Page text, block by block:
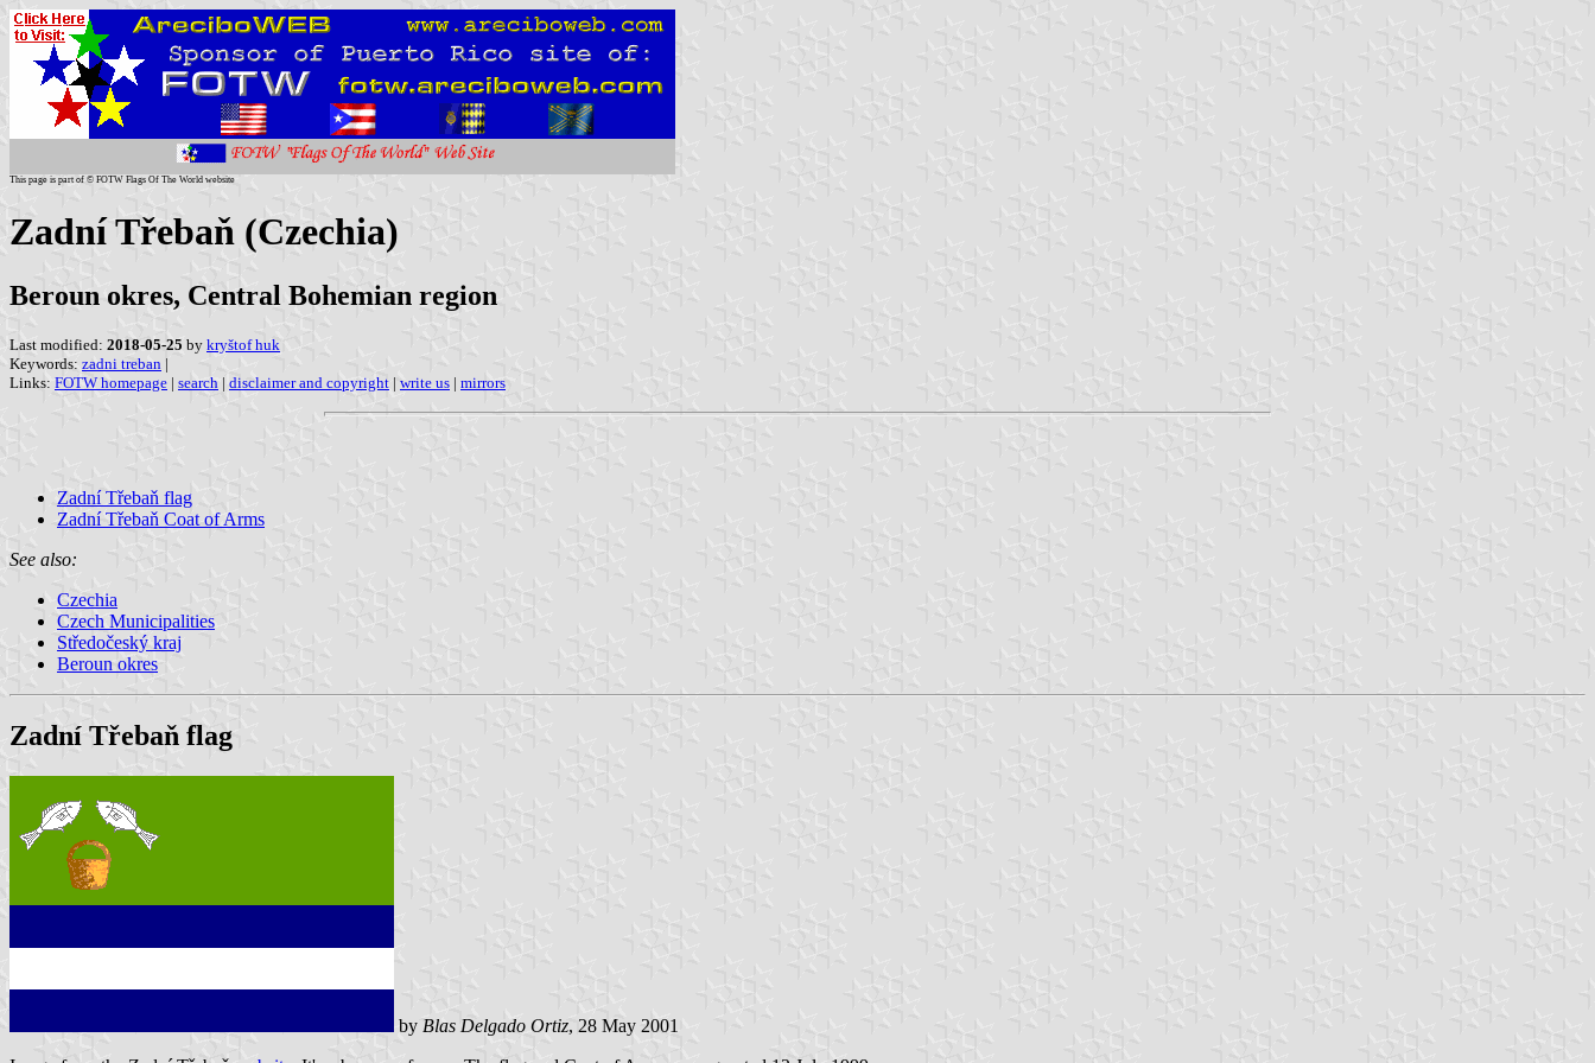
This page is part of © FOTW Flags Of The World website
Zadní Třebaň (Czechia)
Beroun okres, Central Bohemian region
Last modified: 2018-05-25 by kryštof huk
Keywords: zadni treban |
Links: FOTW homepage | search | disclaimer and copyright | write us | mirrors
Zadní Třebaň flag
Zadní Třebaň Coat of Arms
See also:
Czechia
Czech Municipalities
Středočeský kraj
Beroun okres
Zadní Třebaň flag
by Blas Delgado Ortiz, 28 May 2001